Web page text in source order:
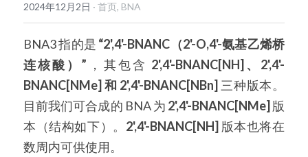
DNA分子量标准
RNA相关
生化试剂
PCR相关
核酸纯化
RPA
LAMP
CRISPR基因编辑
CRISPR Gene Knockout Kit
Arrayed CRISPR gRNA Libraries
全基因组CRIPSR文库
CRISPR通路文库
快速检测试纸系统
CRISPRclean®
CRISPRclean®技术
CRISPRclean Single Cell
CRISPRclean RNA Prep
共创佳绩 - 机构
法律声明
联系我们
行业报告
生命科技
搜索
简体中文
简体中文
English
2024年12月2日 · 首页, BNA
BNA3 指的是 “2',4'-BNANC（2'-O,4'-氨基乙烯桥
连核酸）” ，其包含 2',4'-BNANC[NH]、2',4'-
BNANC[NMe] 和 2',4'-BNANC[NBn] 三种版本。
目前我们可合成的 BNA 为 2',4'-BNANC[NMe] 版
本（结构如下）。 2',4'-BNANC[NH] 版本也将在
数周内可供使用。
Cell-Free蛋白表达
DNA-Free酶
PNA单体
冻干微球
CRISPR基因编辑